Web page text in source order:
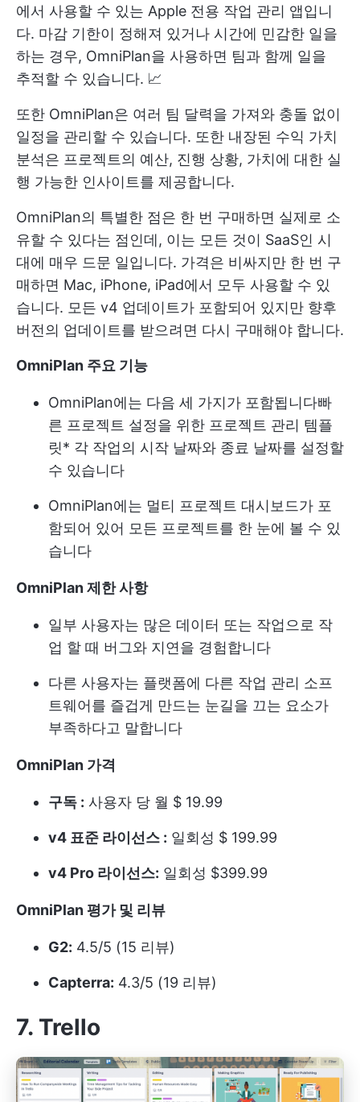
에서 사용할 수 있는 Apple 전용 작업 관리 앱입니
다. 마감 기한이 정해져 있거나 시간에 민감한 일을
하는 경우, OmniPlan을 사용하면 팀과 함께 일을
추적할 수 있습니다. 📈
또한 OmniPlan은 여러 팀 달력을 가져와 충돌 없이
일정을 관리할 수 있습니다. 또한 내장된 수익 가치
분석은 프로젝트의 예산, 진행 상황, 가치에 대한 실
행 가능한 인사이트를 제공합니다.
OmniPlan의 특별한 점은 한 번 구매하면 실제로 소
유할 수 있다는 점인데, 이는 모든 것이 SaaS인 시
대에 매우 드문 일입니다. 가격은 비싸지만 한 번 구
매하면 Mac, iPhone, iPad에서 모두 사용할 수 있
습니다. 모든 v4 업데이트가 포함되어 있지만 향후
버전의 업데이트를 받으려면 다시 구매해야 합니다.
OmniPlan 주요 기능
OmniPlan에는 다음 세 가지가 포함됩니다빠
른 프로젝트 설정을 위한 프로젝트 관리 템플
릿* 각 작업의 시작 날짜와 종료 날짜를 설정할
수 있습니다
OmniPlan에는 멀티 프로젝트 대시보드가 포
함되어 있어 모든 프로젝트를 한 눈에 볼 수 있
습니다
OmniPlan 제한 사항
일부 사용자는 많은 데이터 또는 작업으로 작
업 할 때 버그와 지연을 경험합니다
다른 사용자는 플랫폼에 다른 작업 관리 소프
트웨어를 즐겁게 만드는 눈길을 끄는 요소가
부족하다고 말합니다
OmniPlan 가격
구독 : 사용자 당 월 $ 19.99
v4 표준 라이선스 : 일회성 $ 199.99
v4 Pro 라이선스: 일회성 $399.99
OmniPlan 평가 및 리뷰
G2: 4.5/5 (15 리뷰)
Capterra: 4.3/5 (19 리뷰)
7. Trello